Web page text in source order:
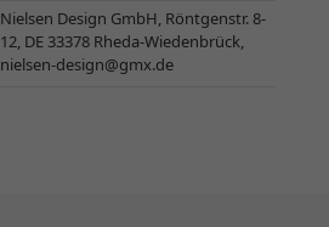
Nielsen Design GmbH, Röntgenstr. 8-
12, DE 33378 Rheda-Wiedenbrück,
nielsen-design@gmx.de